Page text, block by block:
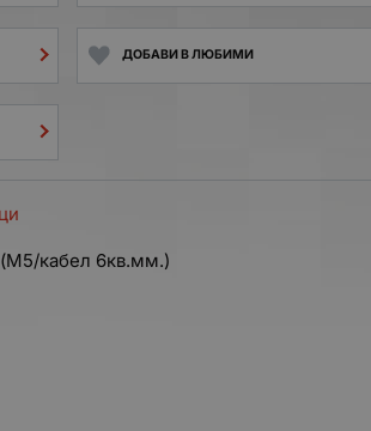
ДОБАВИ В ЛЮБИМИ
кабел 6кв.мм.)